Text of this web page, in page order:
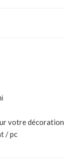
votre décoration
/ pc